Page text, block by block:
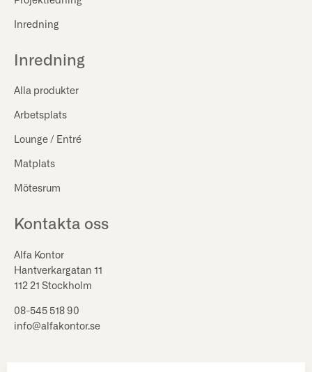
Inredning
Inredning
Alla produkter
Arbetsplats
Lounge / Entré
Matplats
Mötesrum
Kontakta oss
Alfa Kontor
Hantverkargatan 11
112 21 Stockholm
08-545 518 90
info@alfakontor.se